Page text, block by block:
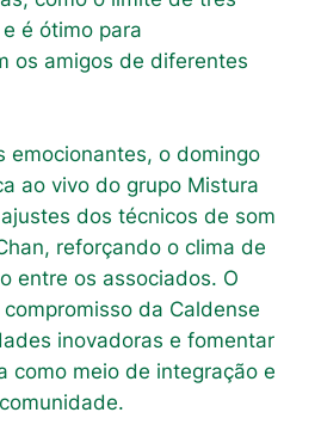
é ótimo para
os amigos de diferentes
emocionantes, o domingo
ao vivo do grupo Mistura
dos técnicos de som
reforçando o clima de
entre os associados. O
da Caldense
inovadoras e fomentar
como meio de integração e